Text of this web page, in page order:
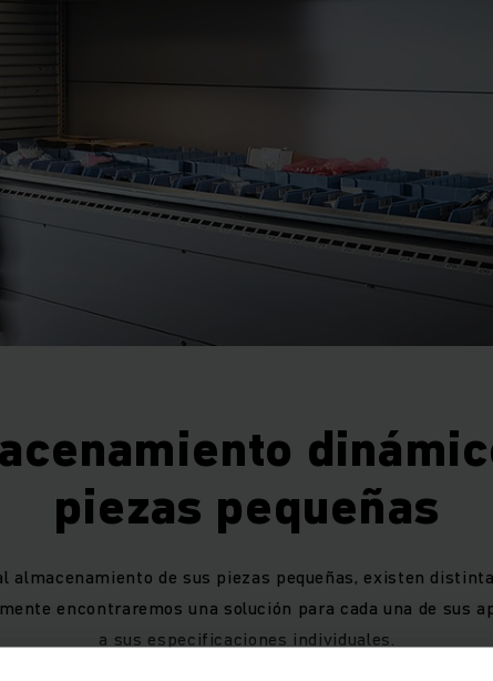
piezas pequeñas
almacenamiento de sus piezas pequeñas, existen
encontraremos una solución para cada una de sus
a sus especificaciones individuales.